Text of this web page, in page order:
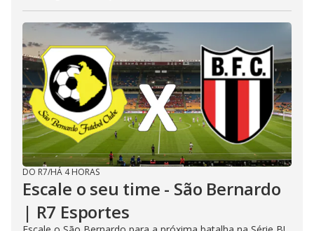
DO R7/HÁ 4 HORAS
Escale o seu time - São Bernardo
| R7 Esportes